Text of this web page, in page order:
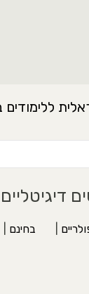
ללימודים
דיגיטליים
בחינם